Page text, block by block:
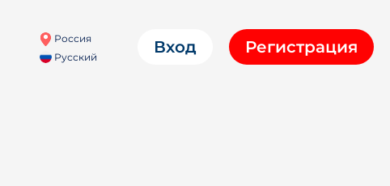
Россия
Русский
Вход Регистрация